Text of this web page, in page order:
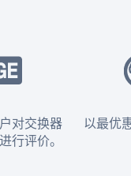
对交换器
行评价。
以最优